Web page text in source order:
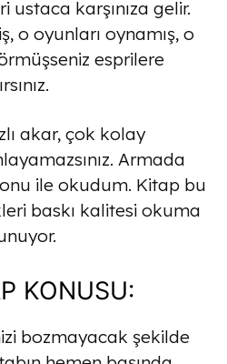
karşınıza gelir.
o oyunları oynamış, o
esprilere
akar, çok kolay
Armada
ile okudum. Kitap bu
baskı kalitesi okuma
KONUSU:
bozmayacak şekilde